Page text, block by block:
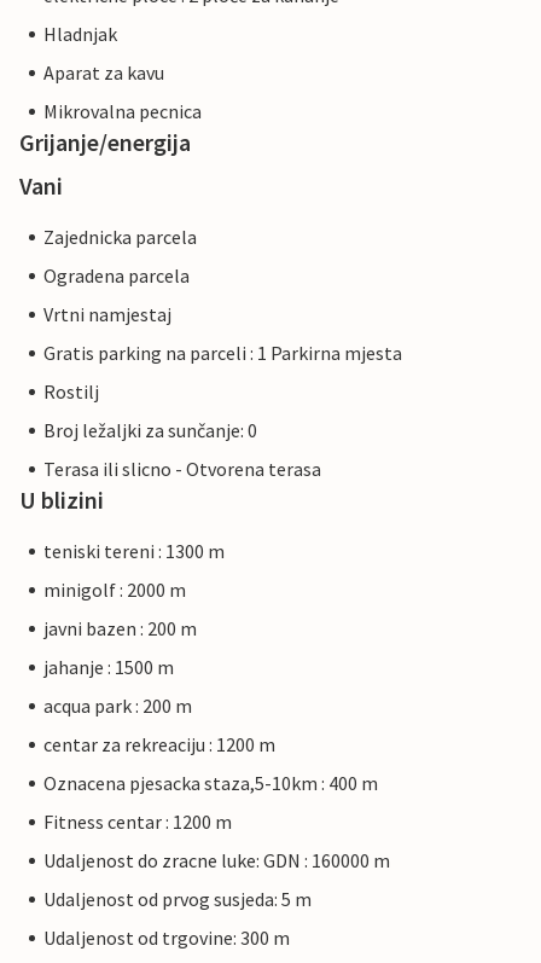
Hladnjak
Aparat za kavu
Mikrovalna pecnica
Grijanje/energija
Vani
Zajednicka parcela
Ogradena parcela
Vrtni namjestaj
Gratis parking na parceli : 1 Parkirna mjesta
Rostilj
Broj ležaljki za sunčanje: 0
Terasa ili slicno - Otvorena terasa
U blizini
teniski tereni : 1300 m
minigolf : 2000 m
javni bazen : 200 m
jahanje : 1500 m
acqua park : 200 m
centar za rekreaciju : 1200 m
Oznacena pjesacka staza,5-10km : 400 m
Fitness centar : 1200 m
Udaljenost do zracne luke: GDN : 160000 m
Udaljenost od prvog susjeda: 5 m
Udaljenost od trgovine: 300 m